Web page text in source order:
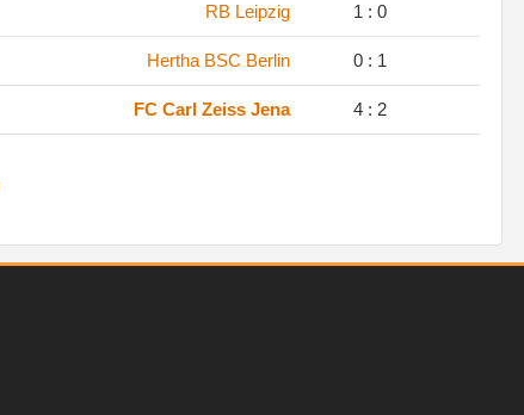
RB Leipzig 1 : 0
Hertha BSC Berlin 0 : 1
FC Carl Zeiss Jena 4 : 2